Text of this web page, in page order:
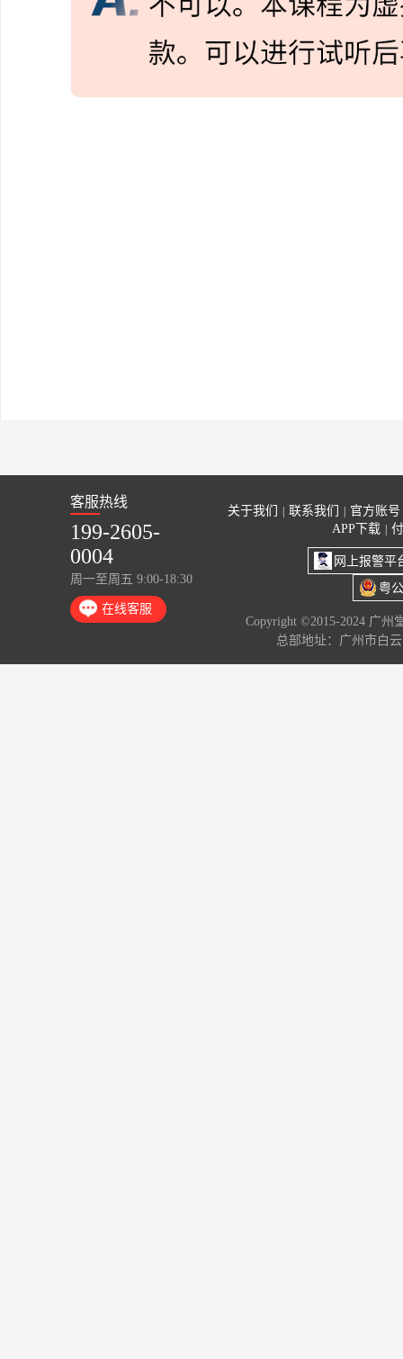
客服热线
199-2605-
0004
周一至周五 9:00-18:30
在线客服
关于我们 | 联系我们 | 官方账号
APP下载 |
网上报警平
粤
Copyright ©2015-2024 广州
总部地址：广州市白